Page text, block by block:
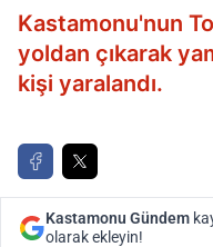
Kastamonu'nun
yoldan çıkarak
kişi yaralandı.
Kastamonu Gündem
olarak ekleyin!